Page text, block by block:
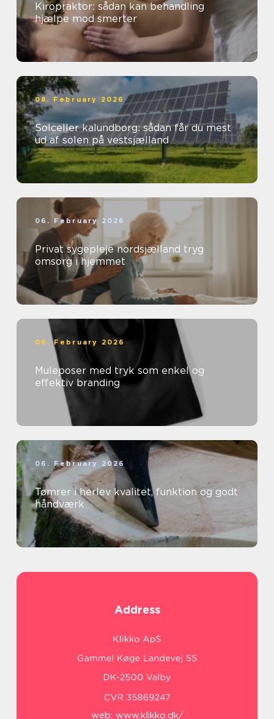
Kiropraktor: sådan kan behandling
hjælpe mod smerter
08. February 2026
Solceller kalundborg: sådan får du mest
ud af solen på vestsjælland
06. February 2026
Privat sygepleje nordsjælland tryg
omsorg i hjemmet
06. February 2026
Muleposer med tryk som enkel og
effektiv branding
06. February 2026
Tømrer i herlev kvalitet, funktion og godt
håndværk
Address
web: www.klikko.dk/